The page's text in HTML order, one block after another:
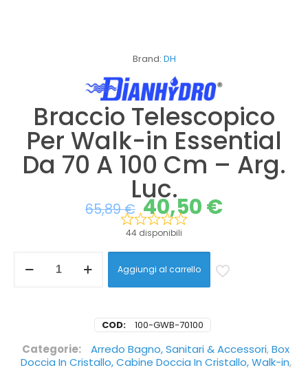
Brand: DH
Braccio Telescopico
Per Walk-in Essential
Da 70 A 100 Cm – Arg.
Luc.
65,89€ 40,50€
44 disponibili
Aggiungi al carrello
COD: 100-GWB-70100
Categorie: Arredo Bagno, Sanitari & Accessori,Box
Doccia In Cristallo, Cabine Doccia In Cristallo, Walk-in,